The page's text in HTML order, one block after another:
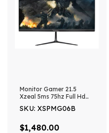
Monitor Gamer 21.5
Xzeal 5ms 75hz Full Hd
SKU: XSPMG06B
$1,480.00